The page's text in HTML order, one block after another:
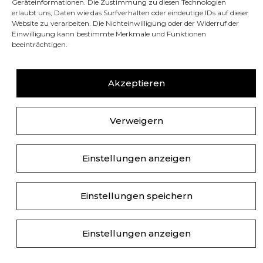
Geräteinformationen. Die Zustimmung zu diesen Technologien
erlaubt uns, Daten wie das Surfverhalten oder eindeutige IDs auf dieser
Website zu verarbeiten. Die Nichteinwilligung oder der Widerruf der
Einwilligung kann bestimmte Merkmale und Funktionen
beeinträchtigen.
Akzeptieren
Verweigern
Einstellungen anzeigen
Einstellungen speichern
Einstellungen anzeigen
Tel./Fax: +39 011 9974076
© Copyright 2023-2025. Alle Rechte vorbehalten. |
Cookie-Richtlinie - Datenschutzerklärung |